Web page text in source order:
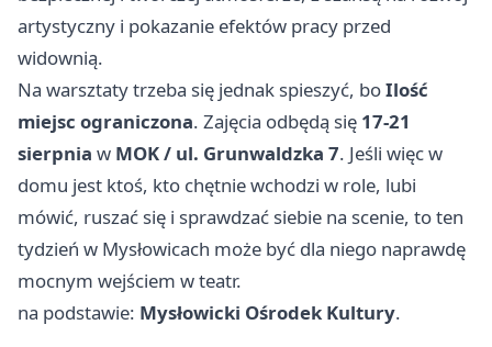
artystyczny i pokazanie efektów pracy przed
widownią.
Na warsztaty trzeba się jednak spieszyć, boIlość
miejsc ograniczona. Zajęcia odbędą się 17-21
sierpnia w MOK / ul. Grunwaldzka 7. Jeśli więc w
domu jest ktoś, kto chętnie wchodzi w role, lubi
mówić, ruszać się i sprawdzać siebie na scenie, to ten
tydzień w Mysłowicach może być dla niego naprawdę
mocnym wejściem w teatr.
na podstawie: Mysłowicki Ośrodek Kultury.